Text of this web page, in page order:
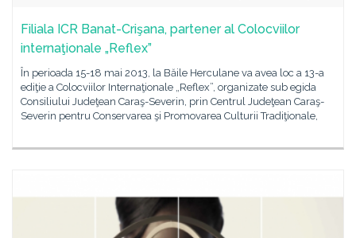
Filiala ICR Banat-Crişana, partener al Colocviilor
internaţionale „Reflex”
În perioada 15-18 mai 2013, la Băile Herculane va avea loc a 13-a
ediţie a Colocviilor Internaţionale „Reflex”, organizate sub egida
Consiliului Judeţean Caraş-Severin, prin Centrul Judeţean Caraş-
Severin pentru Conservarea şi Promovarea Culturii Tradiţionale,